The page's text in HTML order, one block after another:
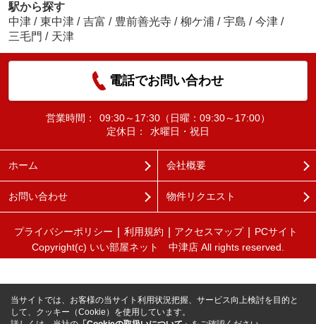
駅から探す
中津 / 東中津 / 吉富 / 豊前善光寺 / 柳ケ浦 / 宇島 / 今津 /
三毛門 / 天津
電話でお問い合わせ
営業時間：
09:30～17:30（日曜：09:30～17:00）
定休日：
水曜日・祝日
ホーム 会社概要
お問い合わせ 物件リクエスト
プライバシーポリシー 利用規約 アクセスマップ
PCサイト
Copyright(c) いい部屋ネット 中津店 All rights reserved.
当サイトでは、お客様の当サイト利用状況把握、サービス向上検討を目的と
して、クッキー（Cookie）を使用しています。